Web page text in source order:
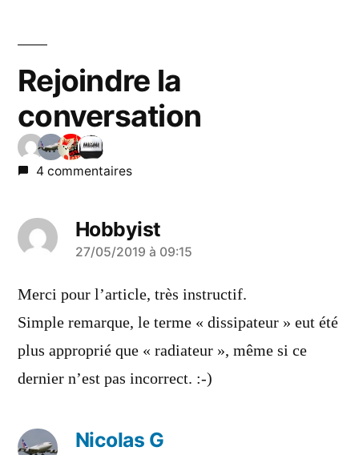
Rejoindre la
conversation
4 commentaires
Hobbyist
a
dit :
27/05/2019 à 09:15
Merci pour l’article, très instructif.
Simple remarque, le terme « dissipateur » eut été
plus approprié que « radiateur », même si ce
dernier n’est pas incorrect. :-)
Nicolas G